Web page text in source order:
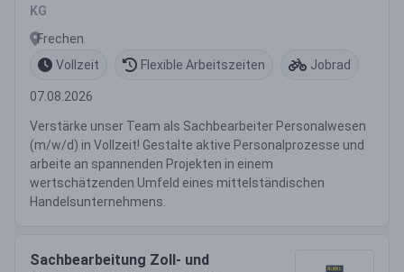
KG
Frechen
Vollzeit
Flexible Arbeitszeiten Jobrad
07.08.2026
Verstärke unser Team als Sachbearbeiter Personalwesen
(m/w/d) in Vollzeit! Gestalte aktive Personalprozesse und
arbeite an spannenden Projekten in einem
wertschätzenden Umfeld eines mittelständischen
Handelsunternehmens.
Sachbearbeitung Zoll- und